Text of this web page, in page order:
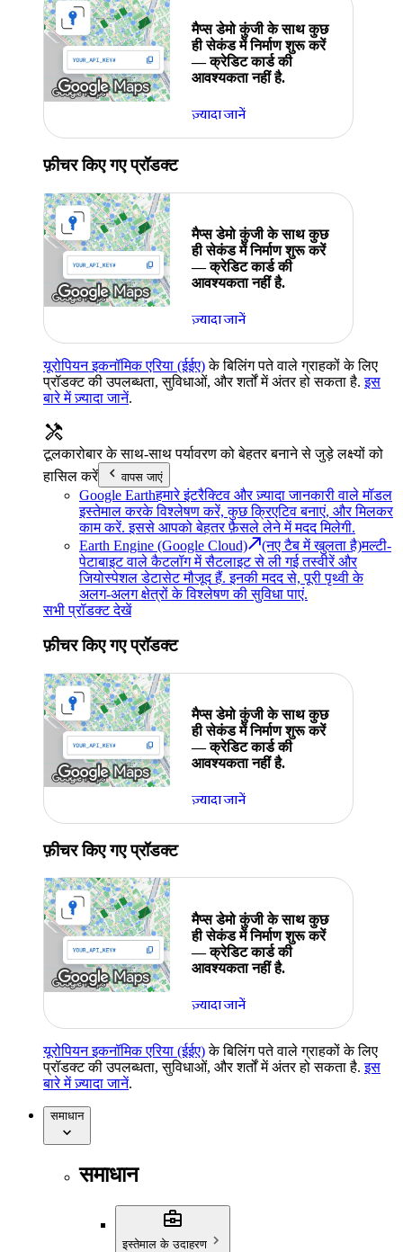
मैप्स डेमो कुंजी के साथ कुछ
ही सेकंड में निर्माण शुरू करें
— क्रेडिट कार्ड की
आवश्यकता नहीं है.
ज़्यादा जानें
फ़ीचर किए गए प्रॉडक्ट
मैप्स डेमो कुंजी के साथ कुछ
ही सेकंड में निर्माण शुरू करें
— क्रेडिट कार्ड की
आवश्यकता नहीं है.
ज़्यादा जानें
यूरोपियन इकनॉमिक एरिया (ईईए)के बिलिंग पते वाले ग्राहकों के लिए
प्रॉडक्ट की उपलब्धता, सुविधाओं, और शर्तों में अंतर हो सकता है.इस
बारे में ज़्यादा जानें.
टूलकारोबार के साथ-साथ पर्यावरण को बेहतर बनाने से जुड़े लक्ष्यों को
हासिल करें
वापस जाएं
Google Earthहमारे इंटरैक्टिव और ज़्यादा जानकारी वाले मॉडल
इस्तेमाल करके विश्लेषण करें, कुछ क्रिएटिव बनाएं, और मिलकर
काम करें. इससे आपको बेहतर फ़ैसले लेने में मदद मिलेगी.
Earth Engine (Google Cloud)
(नए टैब में खुलता है)मल्टी-
पेटाबाइट वाले कैटलॉग में सैटलाइट से ली गई तस्वीरें और
जियोस्पेशल डेटासेट मौजूद हैं. इनकी मदद से, पूरी पृथ्वी के
अलग-अलग क्षेत्रों के विश्लेषण की सुविधा पाएं.
सभी प्रॉडक्ट देखें
फ़ीचर किए गए प्रॉडक्ट
मैप्स डेमो कुंजी के साथ कुछ
ही सेकंड में निर्माण शुरू करें
— क्रेडिट कार्ड की
आवश्यकता नहीं है.
ज़्यादा जानें
फ़ीचर किए गए प्रॉडक्ट
मैप्स डेमो कुंजी के साथ कुछ
ही सेकंड में निर्माण शुरू करें
— क्रेडिट कार्ड की
आवश्यकता नहीं है.
ज़्यादा जानें
यूरोपियन इकनॉमिक एरिया (ईईए)के बिलिंग पते वाले ग्राहकों के लिए
प्रॉडक्ट की उपलब्धता, सुविधाओं, और शर्तों में अंतर हो सकता है.इस
बारे में ज़्यादा जानें.
समाधान
समाधान
इस्तेमाल के उदाहरण